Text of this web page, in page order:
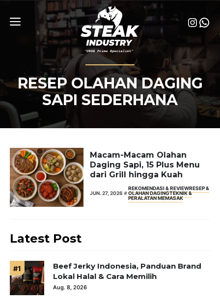
Menu
RESEP OLAHAN DAGING
SAPI SEDERHANA
Macam-Macam Olahan
Daging Sapi, 15 Plus Menu
dari Grill hingga Kuah
JUN. 27, 2026
REKOMENDASI & REVIEWRESEP &
OLAHAN DAGINGTEKNIK &
PERALATAN MEMASAK
Latest Post
Beef Jerky Indonesia, Panduan Brand
Lokal Halal & Cara Memilih
Aug. 8, 2026